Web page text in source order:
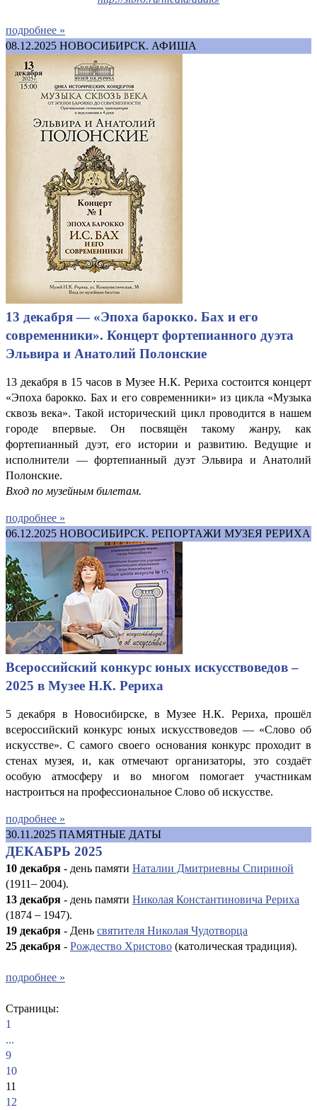
подробнее »
08.12.2025 НОВОСИБИРСК. АФИША
13 декабря — «Эпоха барокко. Бах и его
современники». Концерт фортепианного дуэта
Эльвира и Анатолий Полонские
13 декабря в 15 часов в Музее Н.К. Рериха состоится концерт
«Эпоха барокко. Бах и его современники» из цикла «Музыка
сквозь века». Такой исторический цикл проводится в нашем
городе впервые. Он посвящён такому жанру, как
фортепианный дуэт, его истории и развитию. Ведущие и
исполнители — фортепианный дуэт Эльвира и Анатолий
Полонские.
Вход по музейным билетам.
подробнее »
06.12.2025 НОВОСИБИРСК. РЕПОРТАЖИ МУЗЕЯ РЕРИХА
Всероссийский конкурс юных искусствоведов –
2025 в Музее Н.К. Рериха
5 декабря в Новосибирске, в Музее Н.К. Рериха, прошёл
всероссийский конкурс юных искусствоведов — «Слово об
искусстве». С самого своего основания конкурс проходит в
стенах музея, и, как отмечают организаторы, это создаёт
особую атмосферу и во многом помогает участникам
настроиться на профессиональное Слово об искусстве.
подробнее »
30.11.2025 ПАМЯТНЫЕ ДАТЫ
ДЕКАБРЬ 2025
10 декабря - день памяти Наталии Дмитриевны Спириной
(1911–2004).
13 декабря - день памяти Николая Константиновича Рериха
(1874 –1947).
19 декабря - День святителя Николая Чудотворца
25 декабря - Рождество Христово (католическая традиция).
подробнее »
Страницы:
1
...
9
10
11
12